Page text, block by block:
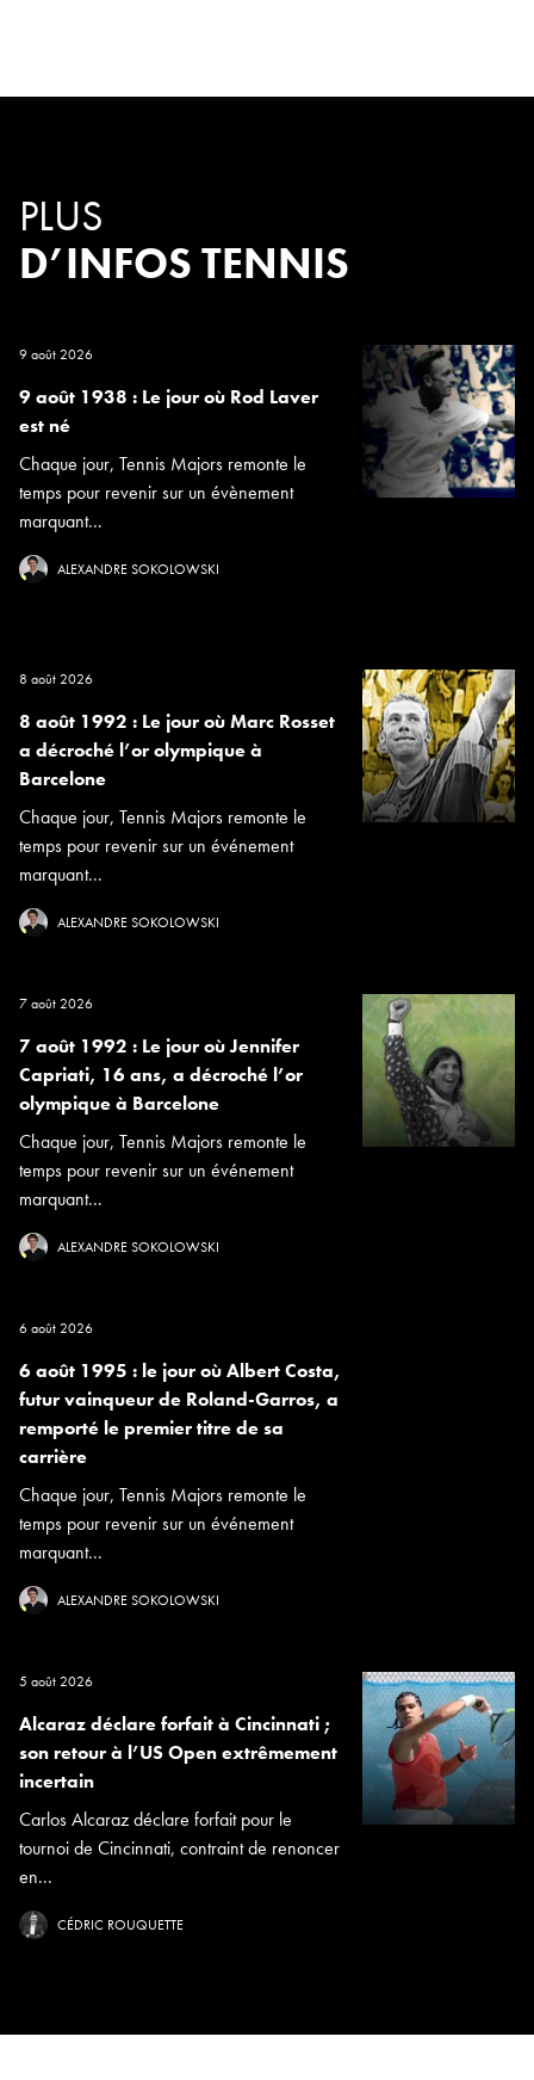
PLUS
D’INFOS TENNIS
9 août 2026
9 août 1938 : Le jour où Rod Laver
est né
Chaque jour, Tennis Majors remonte le
temps pour revenir sur un évènement
marquant...
ALEXANDRE SOKOLOWSKI
8 août 2026
8 août 1992 : Le jour où Marc Rosset
a décroché l’or olympique à
Barcelone
Chaque jour, Tennis Majors remonte le
temps pour revenir sur un événement
marquant...
ALEXANDRE SOKOLOWSKI
7 août 2026
7 août 1992 : Le jour où Jennifer
Capriati, 16 ans, a décroché l’or
olympique à Barcelone
Chaque jour, Tennis Majors remonte le
temps pour revenir sur un événement
marquant...
ALEXANDRE SOKOLOWSKI
6 août 2026
6 août 1995 : le jour où Albert Costa,
futur vainqueur de Roland-Garros, a
remporté le premier titre de sa
carrière
Chaque jour, Tennis Majors remonte le
temps pour revenir sur un événement
marquant...
ALEXANDRE SOKOLOWSKI
5 août 2026
Alcaraz déclare forfait à Cincinnati ;
son retour à l’US Open extrêmement
incertain
Carlos Alcaraz déclare forfait pour le
tournoi de Cincinnati, contraint de renoncer
en...
CÉDRIC ROUQUETTE